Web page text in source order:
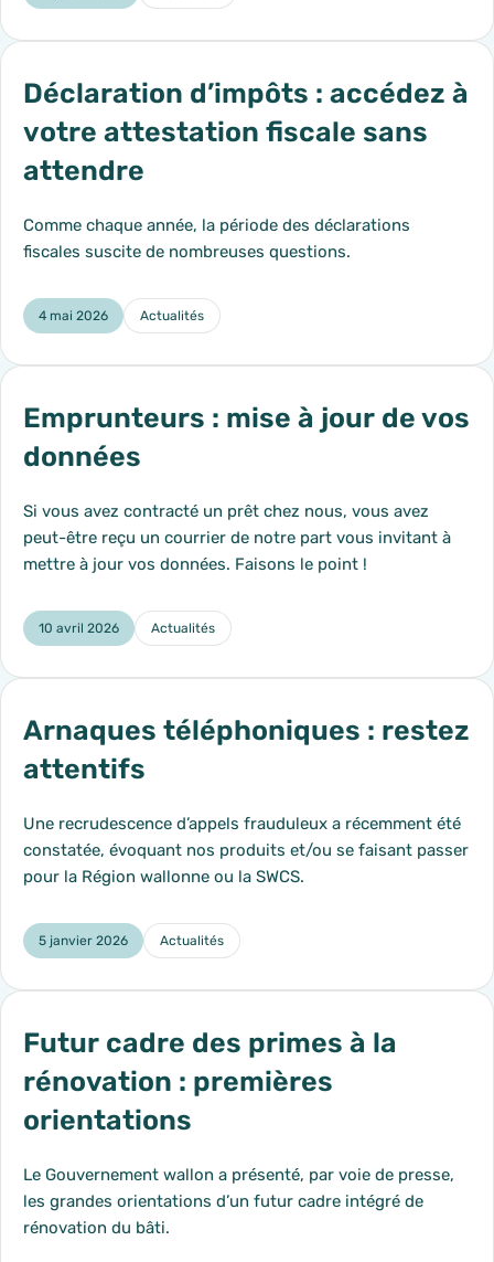
Déclaration d’impôts : accédez à
votre attestation fiscale sans
attendre
Comme chaque année, la période des déclarations
fiscales suscite de nombreuses questions.
4 mai 2026 Catégorie :
Actualités
Emprunteurs : mise à jour de vos
données
Si vous avez contracté un prêt chez nous, vous avez
peut-être reçu un courrier de notre part vous invitant à
mettre à jour vos données. Faisons le point !
10 avril 2026 Catégorie :
Actualités
Arnaques téléphoniques : restez
attentifs
Une recrudescence d’appels frauduleux a récemment été
constatée, évoquant nos produits et/ou se faisant passer
pour la Région wallonne ou la SWCS.
5 janvier 2026 Catégorie :
Actualités
Futur cadre des primes à la
rénovation : premières
orientations
Le Gouvernement wallon a présenté, par voie de presse,
les grandes orientations d’un futur cadre intégré de
rénovation du bâti.